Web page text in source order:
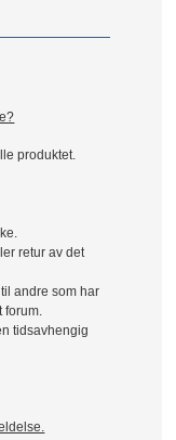
produktet.
retur av det
andre som har
tidsavhengig